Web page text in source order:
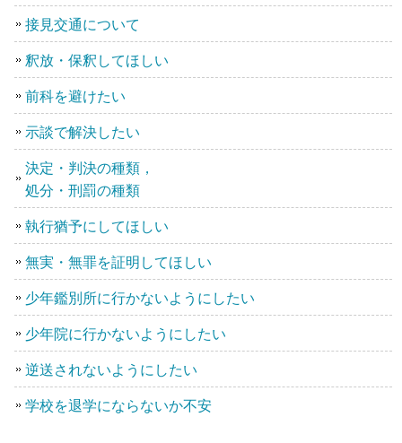
接見交通について
釈放・保釈してほしい
前科を避けたい
示談で解決したい
決定・判決の種類，
処分・刑罰の種類
執行猶予にしてほしい
無実・無罪を証明してほしい
少年鑑別所に行かないようにしたい
少年院に行かないようにしたい
逆送されないようにしたい
学校を退学にならないか不安